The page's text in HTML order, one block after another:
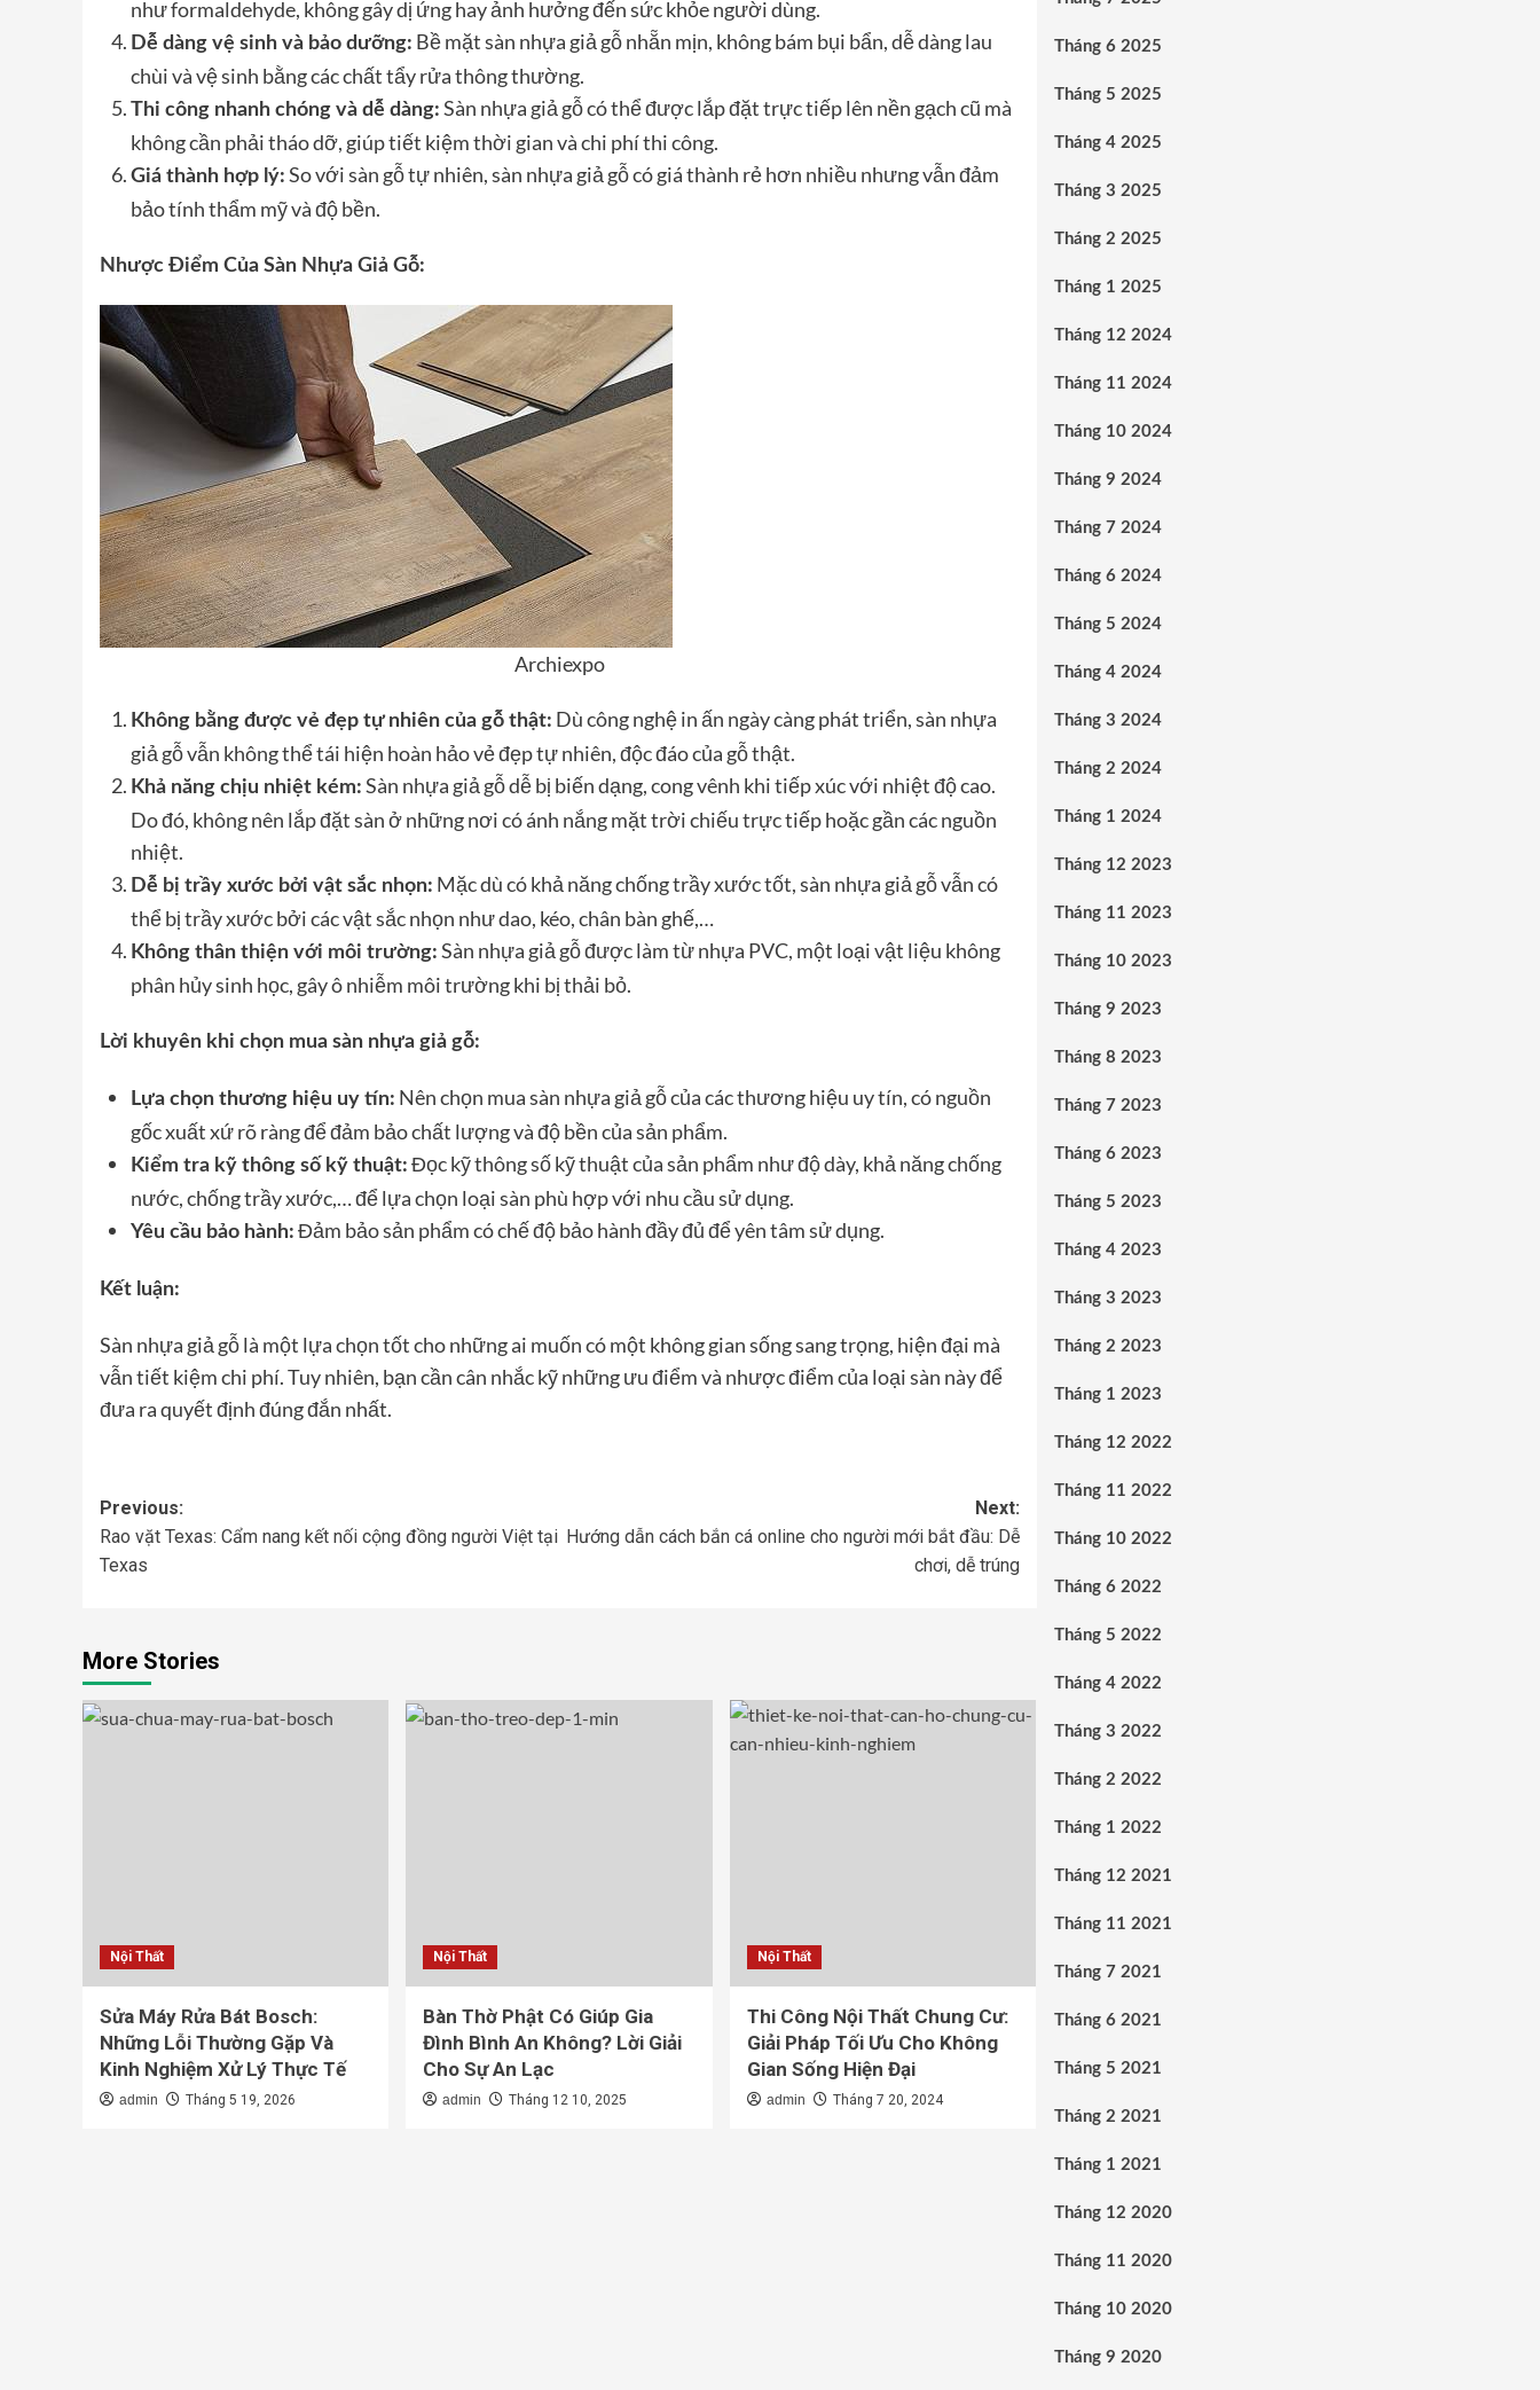
như formaldehyde, không gây dị ứng hay ảnh hưởng đến sức khỏe người dùng.
Dễ dàng vệ sinh và bảo dưỡng: Bề mặt sàn nhựa giả gỗ nhẵn mịn, không bám bụi bẩn, dễ dàng lau
chùi và vệ sinh bằng các chất tẩy rửa thông thường.
Thi công nhanh chóng và dễ dàng: Sàn nhựa giả gỗ có thể được lắp đặt trực tiếp lên nền gạch cũ mà
không cần phải tháo dỡ, giúp tiết kiệm thời gian và chi phí thi công.
Giá thành hợp lý: So với sàn gỗ tự nhiên, sàn nhựa giả gỗ có giá thành rẻ hơn nhiều nhưng vẫn đảm
bảo tính thẩm mỹ và độ bền.
Nhược Điểm Của Sàn Nhựa Giả Gỗ:
Archiexpo
Không bằng được vẻ đẹp tự nhiên của gỗ thật: Dù công nghệ in ấn ngày càng phát triển, sàn nhựa
giả gỗ vẫn không thể tái hiện hoàn hảo vẻ đẹp tự nhiên, độc đáo của gỗ thật.
Khả năng chịu nhiệt kém: Sàn nhựa giả gỗ dễ bị biến dạng, cong vênh khi tiếp xúc với nhiệt độ cao.
Do đó, không nên lắp đặt sàn ở những nơi có ánh nắng mặt trời chiếu trực tiếp hoặc gần các nguồn
nhiệt.
Dễ bị trầy xước bởi vật sắc nhọn: Mặc dù có khả năng chống trầy xước tốt, sàn nhựa giả gỗ vẫn có
thể bị trầy xước bởi các vật sắc nhọn như dao, kéo, chân bàn ghế,…
Không thân thiện với môi trường: Sàn nhựa giả gỗ được làm từ nhựa PVC, một loại vật liệu không
phân hủy sinh học, gây ô nhiễm môi trường khi bị thải bỏ.
Lời khuyên khi chọn mua sàn nhựa giả gỗ:
Lựa chọn thương hiệu uy tín: Nên chọn mua sàn nhựa giả gỗ của các thương hiệu uy tín, có nguồn
gốc xuất xứ rõ ràng để đảm bảo chất lượng và độ bền của sản phẩm.
Kiểm tra kỹ thông số kỹ thuật: Đọc kỹ thông số kỹ thuật của sản phẩm như độ dày, khả năng chống
nước, chống trầy xước,… để lựa chọn loại sàn phù hợp với nhu cầu sử dụng.
Yêu cầu bảo hành: Đảm bảo sản phẩm có chế độ bảo hành đầy đủ để yên tâm sử dụng.
Kết luận:
Sàn nhựa giả gỗ là một lựa chọn tốt cho những ai muốn có một không gian sống sang trọng, hiện đại mà
vẫn tiết kiệm chi phí. Tuy nhiên, bạn cần cân nhắc kỹ những ưu điểm và nhược điểm của loại sàn này để
đưa ra quyết định đúng đắn nhất.
Post
navigation
Previous:
Rao vặt Texas: Cẩm nang kết nối cộng đồng người Việt tại
Texas
Next:
Hướng dẫn cách bắn cá online cho người mới bắt đầu: Dễ
chơi, dễ trúng
More Stories
Nội Thất
Sửa Máy Rửa Bát Bosch:
Những Lỗi Thường Gặp Và
Kinh Nghiệm Xử Lý Thực Tế
admin Tháng 5 19, 2026
Nội Thất
Bàn Thờ Phật Có Giúp Gia
Đình Bình An Không? Lời Giải
Cho Sự An Lạc
admin Tháng 12 10, 2025
Nội Thất
Thi Công Nội Thất Chung Cư:
Giải Pháp Tối Ưu Cho Không
Gian Sống Hiện Đại
admin Tháng 7 20, 2024
Tháng 6 2025
Tháng 5 2025
Tháng 4 2025
Tháng 3 2025
Tháng 2 2025
Tháng 1 2025
Tháng 12 2024
Tháng 11 2024
Tháng 10 2024
Tháng 9 2024
Tháng 7 2024
Tháng 6 2024
Tháng 5 2024
Tháng 4 2024
Tháng 3 2024
Tháng 2 2024
Tháng 1 2024
Tháng 12 2023
Tháng 11 2023
Tháng 10 2023
Tháng 9 2023
Tháng 8 2023
Tháng 7 2023
Tháng 6 2023
Tháng 5 2023
Tháng 4 2023
Tháng 3 2023
Tháng 2 2023
Tháng 1 2023
Tháng 12 2022
Tháng 11 2022
Tháng 10 2022
Tháng 6 2022
Tháng 5 2022
Tháng 4 2022
Tháng 3 2022
Tháng 2 2022
Tháng 1 2022
Tháng 12 2021
Tháng 11 2021
Tháng 7 2021
Tháng 6 2021
Tháng 5 2021
Tháng 2 2021
Tháng 1 2021
Tháng 12 2020
Tháng 11 2020
Tháng 10 2020
Tháng 9 2020